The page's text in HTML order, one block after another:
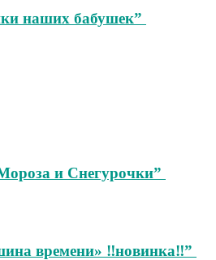
наших бабушек”
и Снегурочки”
времени» ‼новинка‼”